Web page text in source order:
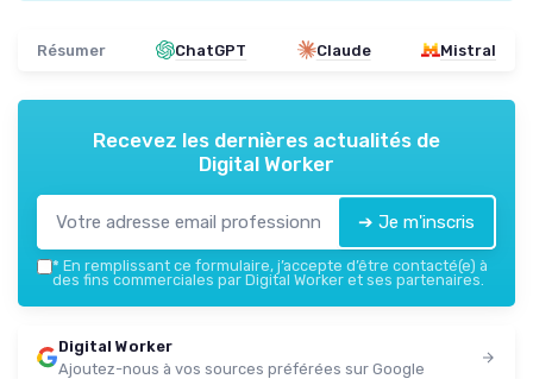
Résumer ChatGPT Claude Mistral
Recevez les dernières actualités de
Digital Worker
➔ Je m'inscris
* En remplissant ce formulaire, j’accepte d’être contacté(e) à
des fins commerciales par Digital Worker et ses partenaires.
Digital Worker
Ajoutez-nous à vos sources préférées sur Google